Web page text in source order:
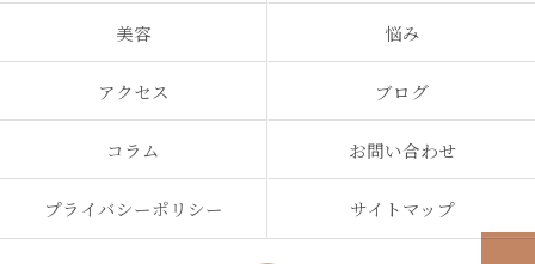
美容 悩み
アクセス ブログ
コラム お問い合わせ
プライバシーポリシー サイトマップ